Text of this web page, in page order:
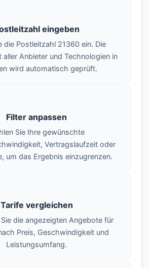
eingeben
die Postleitzahl 21360 ein. Die
aller Anbieter und Technologien in
wird automatisch geprüft.
Filter anpassen
Sie Ihre gewünschte
Vertragslaufzeit oder
um das Ergebnis einzugrenzen.
Tarife vergleichen
die angezeigten Angebote für
Preis, Geschwindigkeit und
Leistungsumfang.